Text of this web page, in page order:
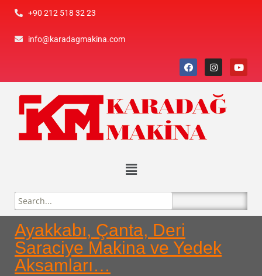
+90 212 518 32 23
info@karadagmakina.com
Ayakkabı, Çanta, Deri
Saraciye Makina ve Yedek
Aksamları…